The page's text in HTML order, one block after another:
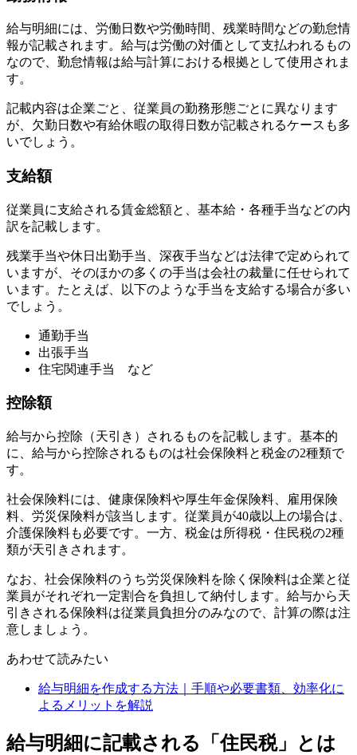
給与明細には、労働日数や労働時間、残業時間などの勤怠情
報が記載されます。給与は労働の対価として支払われるもの
なので、勤怠情報は給与計算における根拠として使用されま
す。
記載内容は企業ごと、従業員の勤務形態ごとに異なります
が、欠勤日数や有給休暇の取得日数が記載されるケースも多
いでしょう。
支給額
従業員に支給される賃金総額と、基本給・各種手当などの内
訳を記載します。
残業手当や休日出勤手当、深夜手当などは法律で定められて
いますが、そのほかの多くの手当は会社の裁量に任せられて
います。たとえば、以下のような手当を支給する場合が多い
でしょう。
通勤手当
出張手当
住宅関連手当 など
控除額
給与から控除（天引き）されるものを記載します。基本的
に、給与から控除されるものは社会保険料と税金の2種類で
す。
社会保険料には、健康保険料や厚生年金保険料、雇用保険
料、労災保険料が該当します。従業員が40歳以上の場合は、
介護保険料も必要です。一方、税金は所得税・住民税の2種
類が天引きされます。
なお、社会保険料のうち労災保険料を除く保険料は企業と従
業員がそれぞれ一定割合を負担して納付します。給与から天
引きされる保険料は従業員負担分のみなので、計算の際は注
意しましょう。
あわせて読みたい
給与明細を作成する方法｜手順や必要書類、効率化に
よるメリットを解説
給与明細に記載される「住民税」とは